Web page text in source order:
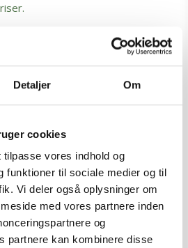
Detaljer Om
cookies
vores indhold og
funktioner til sociale medier og til
Vi deler også oplysninger om
med vores partnere inden
og
partnere kan kombinere disse